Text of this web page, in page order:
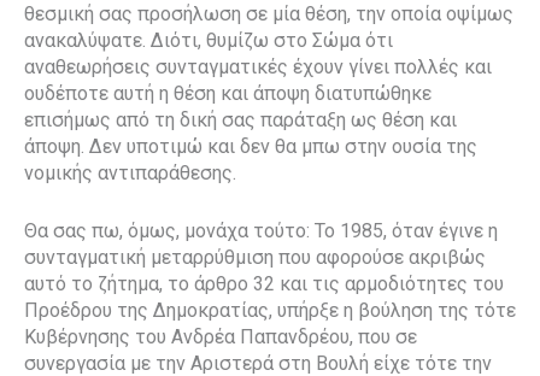
θεσμική σας προσήλωση σε μία θέση, την οποία οψίμως
ανακαλύψατε. Διότι, θυμίζω στο Σώμα ότι
αναθεωρήσεις συνταγματικές έχουν γίνει πολλές και
ουδέποτε αυτή η θέση και άποψη διατυπώθηκε
επισήμως από τη δική σας παράταξη ως θέση και
άποψη. Δεν υποτιμώ και δεν θα μπω στην ουσία της
νομικής αντιπαράθεσης.
Θα σας πω, όμως, μονάχα τούτο: Το 1985, όταν έγινε η
συνταγματική μεταρρύθμιση που αφορούσε ακριβώς
αυτό το ζήτημα, το άρθρο 32 και τις αρμοδιότητες του
Προέδρου της Δημοκρατίας, υπήρξε η βούληση της τότε
Κυβέρνησης του Ανδρέα Παπανδρέου, που σε
συνεργασία με την Αριστερά στη Βουλή είχε τότε την